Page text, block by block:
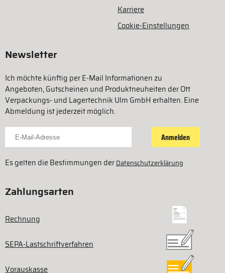
Karriere
Cookie-Einstellungen
Newsletter
Ich möchte künftig per E-Mail Informationen zu
Angeboten, Gutscheinen und Produktneuheiten der Ott
Verpackungs- und Lagertechnik Ulm GmbH erhalten. Eine
Abmeldung ist jederzeit möglich.
Für Newsletter anmelden
Anmelden
Es gelten die Bestimmungen derDatenschutzerklärung
Zahlungsarten
Rechnung
SEPA-Lastschriftverfahren
Vorauskasse